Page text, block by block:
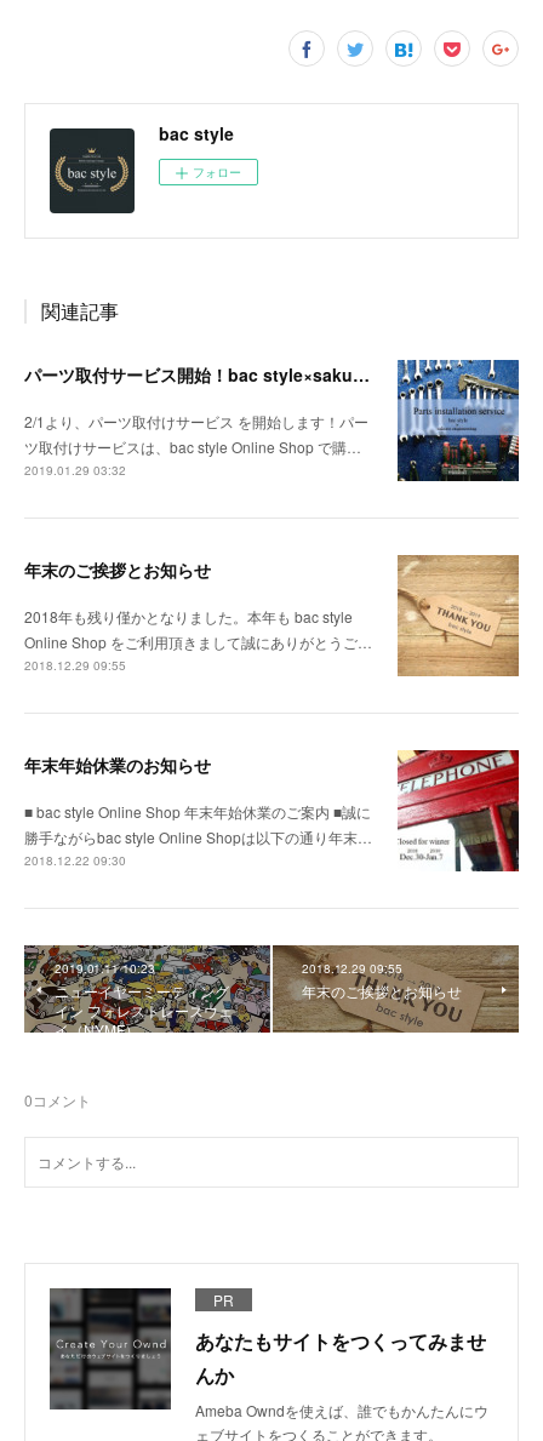
bac style
フォロー
関連記事
パーツ取付サービス開始！bac style×sakura engineering
2/1より、パーツ取付けサービス を開始します！パー
ツ取付けサービスは、bac style Online Shop で購…
2019.01.29 03:32
年末のご挨拶とお知らせ
2018年も残り僅かとなりました。本年も bac style
Online Shop をご利用頂きまして誠にありがとうご…
2018.12.29 09:55
年末年始休業のお知らせ
■ bac style Online Shop 年末年始休業のご案内 ■誠に
勝手ながらbac style Online Shopは以下の通り年末…
2018.12.22 09:30
2019.01.11 10:23
ニューイヤーミーティング
イン フォレストレースウェ
イ（NYMF）
2018.12.29 09:55
年末のご挨拶とお知らせ
0コメント
PR
あなたもサイトをつくってみませ
んか
Ameba Owndを使えば、誰でもかんたんにウ
ェブサイトをつくることができます。